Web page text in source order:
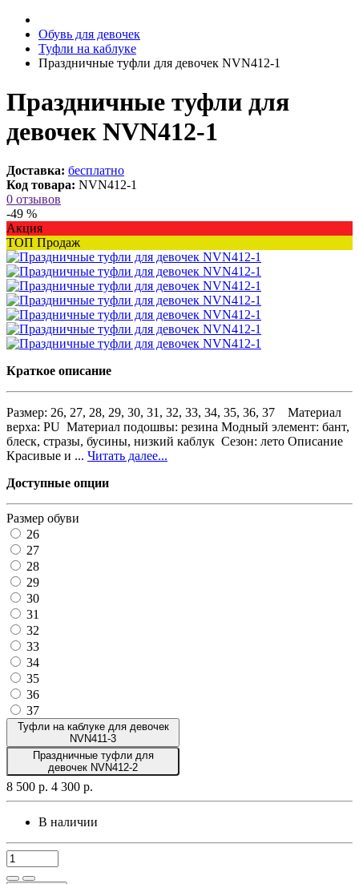
Обувь для девочек
Туфли на каблуке
Праздничные туфли для девочек NVN412-1
Праздничные туфли для
девочек NVN412-1
Доставка: бесплатно
Код товара: NVN412-1
0 отзывов
-49 %
Акция
ТОП Продаж
Краткое описание
Размер: 26, 27, 28, 29, 30, 31, 32, 33, 34, 35, 36, 37 Материал
верха: PU Материал подошвы: резина Модный элемент: бант,
блеск, стразы, бусины, низкий каблук Сезон: лето Описание
Красивые и ... Читать далее...
Доступные опции
Размер обуви
26
27
28
29
30
31
32
33
34
35
36
37
Туфли на каблуке для девочек
NVN411-3
Праздничные туфли для
девочек NVN412-2
8 500 р. 4 300 р.
В наличии